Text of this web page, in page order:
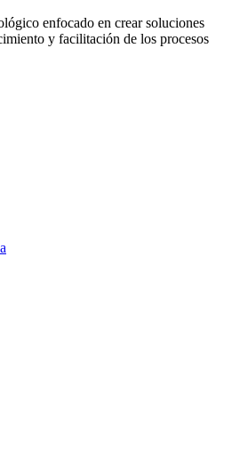
enfocado en crear soluciones
y facilitación de los procesos